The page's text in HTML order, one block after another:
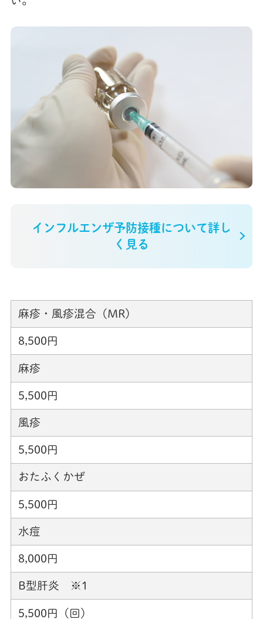
インフルエンザ予防接種について詳し
く見る
麻疹・風疹混合（MR）
8,500円
麻疹
5,500円
風疹
5,500円
おたふくかぜ
5,500円
水痘
8,000円
B型肝炎 ※1
5,500円（回）